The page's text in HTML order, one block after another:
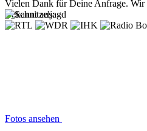
Vielen Dank für Deine Anfrage.
Bekannt aus:
Fotos ansehen